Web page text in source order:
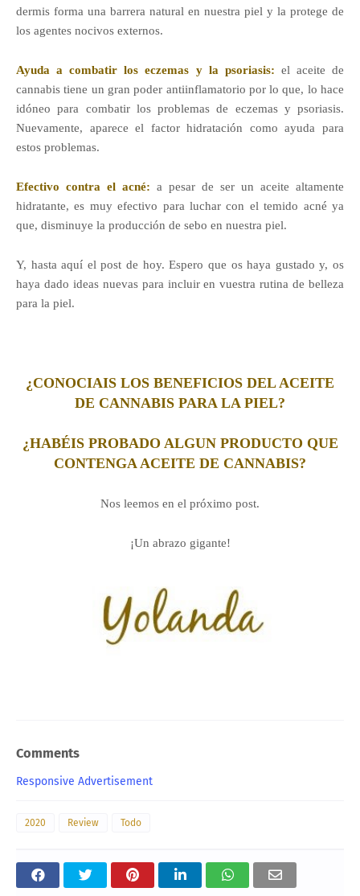
dermis forma una barrera natural en nuestra piel y la protege de
los agentes nocivos externos.
Ayuda a combatir los eczemas y la psoriasis: el aceite de
cannabis tiene un gran poder antiinflamatorio por lo que, lo hace
idóneo para combatir los problemas de eczemas y psoriasis.
Nuevamente, aparece el factor hidratación como ayuda para
estos problemas.
Efectivo contra el acné: a pesar de ser un aceite altamente
hidratante, es muy efectivo para luchar con el temido acné ya
que, disminuye la producción de sebo en nuestra piel.
Y, hasta aquí el post de hoy. Espero que os haya gustado y, os
haya dado ideas nuevas para incluir en vuestra rutina de belleza
para la piel.
¿CONOCIAIS LOS BENEFICIOS DEL ACEITE
DE CANNABIS PARA LA PIEL?
¿HABÉIS PROBADO ALGUN PRODUCTO QUE
CONTENGA ACEITE DE CANNABIS?
Nos leemos en el próximo post.
¡Un abrazo gigante!
Comments
Responsive Advertisement
2020 Review Todo